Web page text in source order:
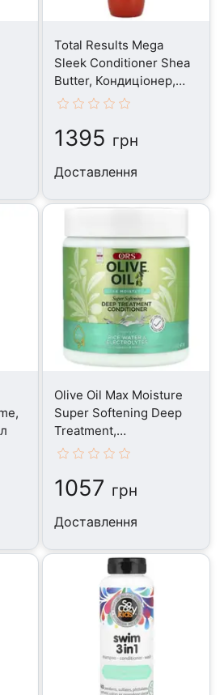
Total Results Mega
Sleek Conditioner Shea
Butter, Кондиціонер,
300 мл
1395 грн
Доставлення
Olive Oil Max Moisture
Super Softening Deep
Treatment,
Кондиціонер, 567 г
1057 грн
Доставлення